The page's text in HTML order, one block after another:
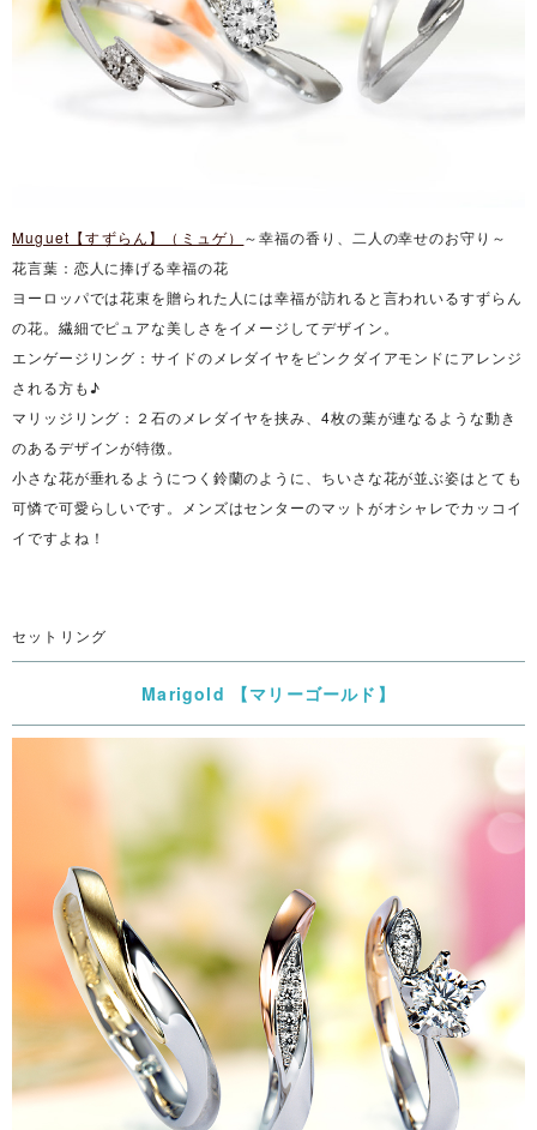
Muguet【すずらん】（ミュゲ） ～幸福の香り、二人の幸せのお守り～
花言葉：恋人に捧げる幸福の花
ヨーロッパでは花束を贈られた人には幸福が訪れると言われいるすずらん
の花。繊細でピュアな美しさをイメージしてデザイン。
エンゲージリング：サイドのメレダイヤをピンクダイアモンドにアレンジ
される方も♪
マリッジリング：２石のメレダイヤを挟み、4枚の葉が連なるような動き
のあるデザインが特徴。
小さな花が垂れるようにつく鈴蘭のように、ちいさな花が並ぶ姿はとても
可憐で可愛らしいです。メンズはセンターのマットがオシャレでカッコイ
イですよね！
セットリング
Marigold 【マリーゴールド】